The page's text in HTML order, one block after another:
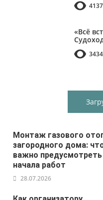
4137
«Всё
3434
Монтаж газового
загородного дома:
важно
начала работ
28.07.2026